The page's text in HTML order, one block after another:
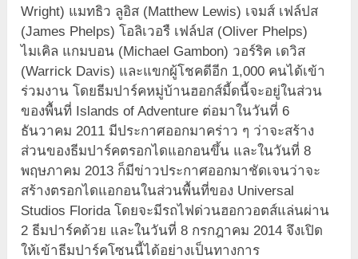
Wright) แมทธิว ลูอิส (Matthew Lewis) เจมส์ เฟล์ปส
(James Phelps) โอลิเวอรื เฟล์ปส (Oliver Phelps)
ไมเคิล แกมบอน (Michael Gambon) วอร์ริค เดวิส
(Warrick Davis) และแขกผู้โชคดีอีก 1,000 คนได้เข้า
ร่วมงาน โดยธีมปาร์คหมู่บ้านฮอกส์มี้ดนี้จะอยู่ในส่วน
ของพื้นที่ Islands of Adventure ต่อมาในวันที่ 6
ธันวาคม 2011 มีประกาศออกมาคร่าว ๆ ว่าจะสร้าง
ส่วนของธีมปาร์คตรอกไดแอกอนขึ้น และในวันที่ 8
พฤษภาคม 2013 ก็มีข่าวประกาศออกมาชัดเจนว่าจะ
สร้างตรอกไดแอกอนในส่วนพื้นที่ของ Universal
Studios Florida โดยจะมีรถไฟด่วนฮอกวอตส์แล่นผ่าน
2 ธีมปาร์คด้วย และในวันที่ 8 กรกฎาคม 2014 จึงเปิด
ให้เข้าธีมปาร์คโซนนี้ได้อย่างเป็นทางการ